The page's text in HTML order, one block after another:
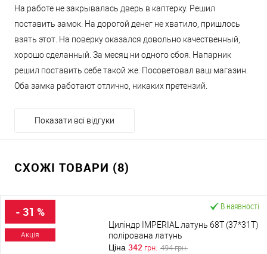
На работе не закрывалась дверь в каптерку. Решил
поставить замок. На дорогой денег не хватило, пришлось
взять этот. На поверку оказался довольно качественный,
хорошо сделанный. За месяц ни одного сбоя. Напарник
решил поставить себе такой же. Посоветовал ваш магазин.
Оба замка работают отлично, никаких претензий.
Показати всі відгуки
СХОЖІ ТОВАРИ (8)
- 31 %
Акція
В наявності
Циліндр IMPERIAL латунь 68T (37*31T)
полірована латунь
Ціна 342 грн. 494грн.